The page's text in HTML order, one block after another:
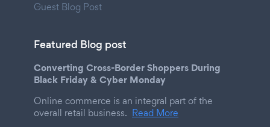
Guest Blog Post
Featured Blog post
Converting Cross-Border Shoppers During
Black Friday & Cyber Monday
Online commerce is an integral part of the
overall retail business. Read More